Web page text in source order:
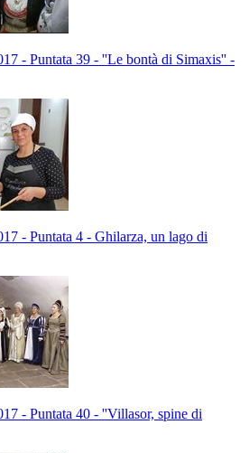
- Puntata 39 - ''Le bontà di Simaxis'' -
- Puntata 4 - Ghilarza, un lago di
- Puntata 40 - ''Villasor, spine di